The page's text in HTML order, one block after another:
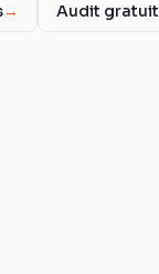
→ Audit gratuit